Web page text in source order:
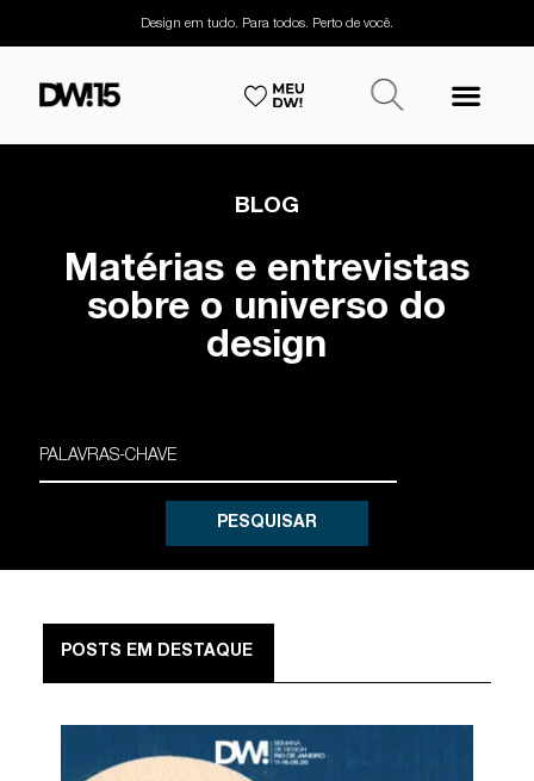
Design em tudo. Para todos. Perto de você.
BLOG
Matérias e entrevistas
sobre o universo do
design
PESQUISAR
POSTS EM DESTAQUE